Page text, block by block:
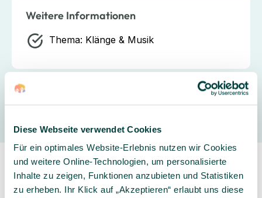
Diese Webseite verwendet Cookies
Für ein optimales Website-Erlebnis nutzen wir Cookies
und weitere Online-Technologien, um personalisierte
Inhalte zu zeigen, Funktionen anzubieten und Statistiken
zu erheben. Ihr Klick auf „Akzeptieren“ erlaubt uns diese
Weitere Informationen
Thema: Klänge & Musik